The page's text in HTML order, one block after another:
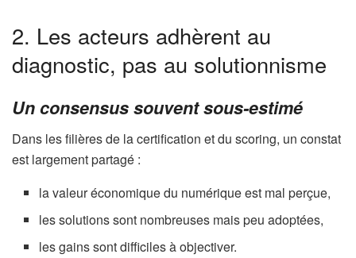
2. Les acteurs adhèrent au
diagnostic, pas au solutionnisme
Un consensus souvent sous-estimé
Dans les filières de la certification et du scoring, un constat
est largement partagé :
la valeur économique du numérique est mal perçue,
les solutions sont nombreuses mais peu adoptées,
les gains sont difficiles à objectiver.